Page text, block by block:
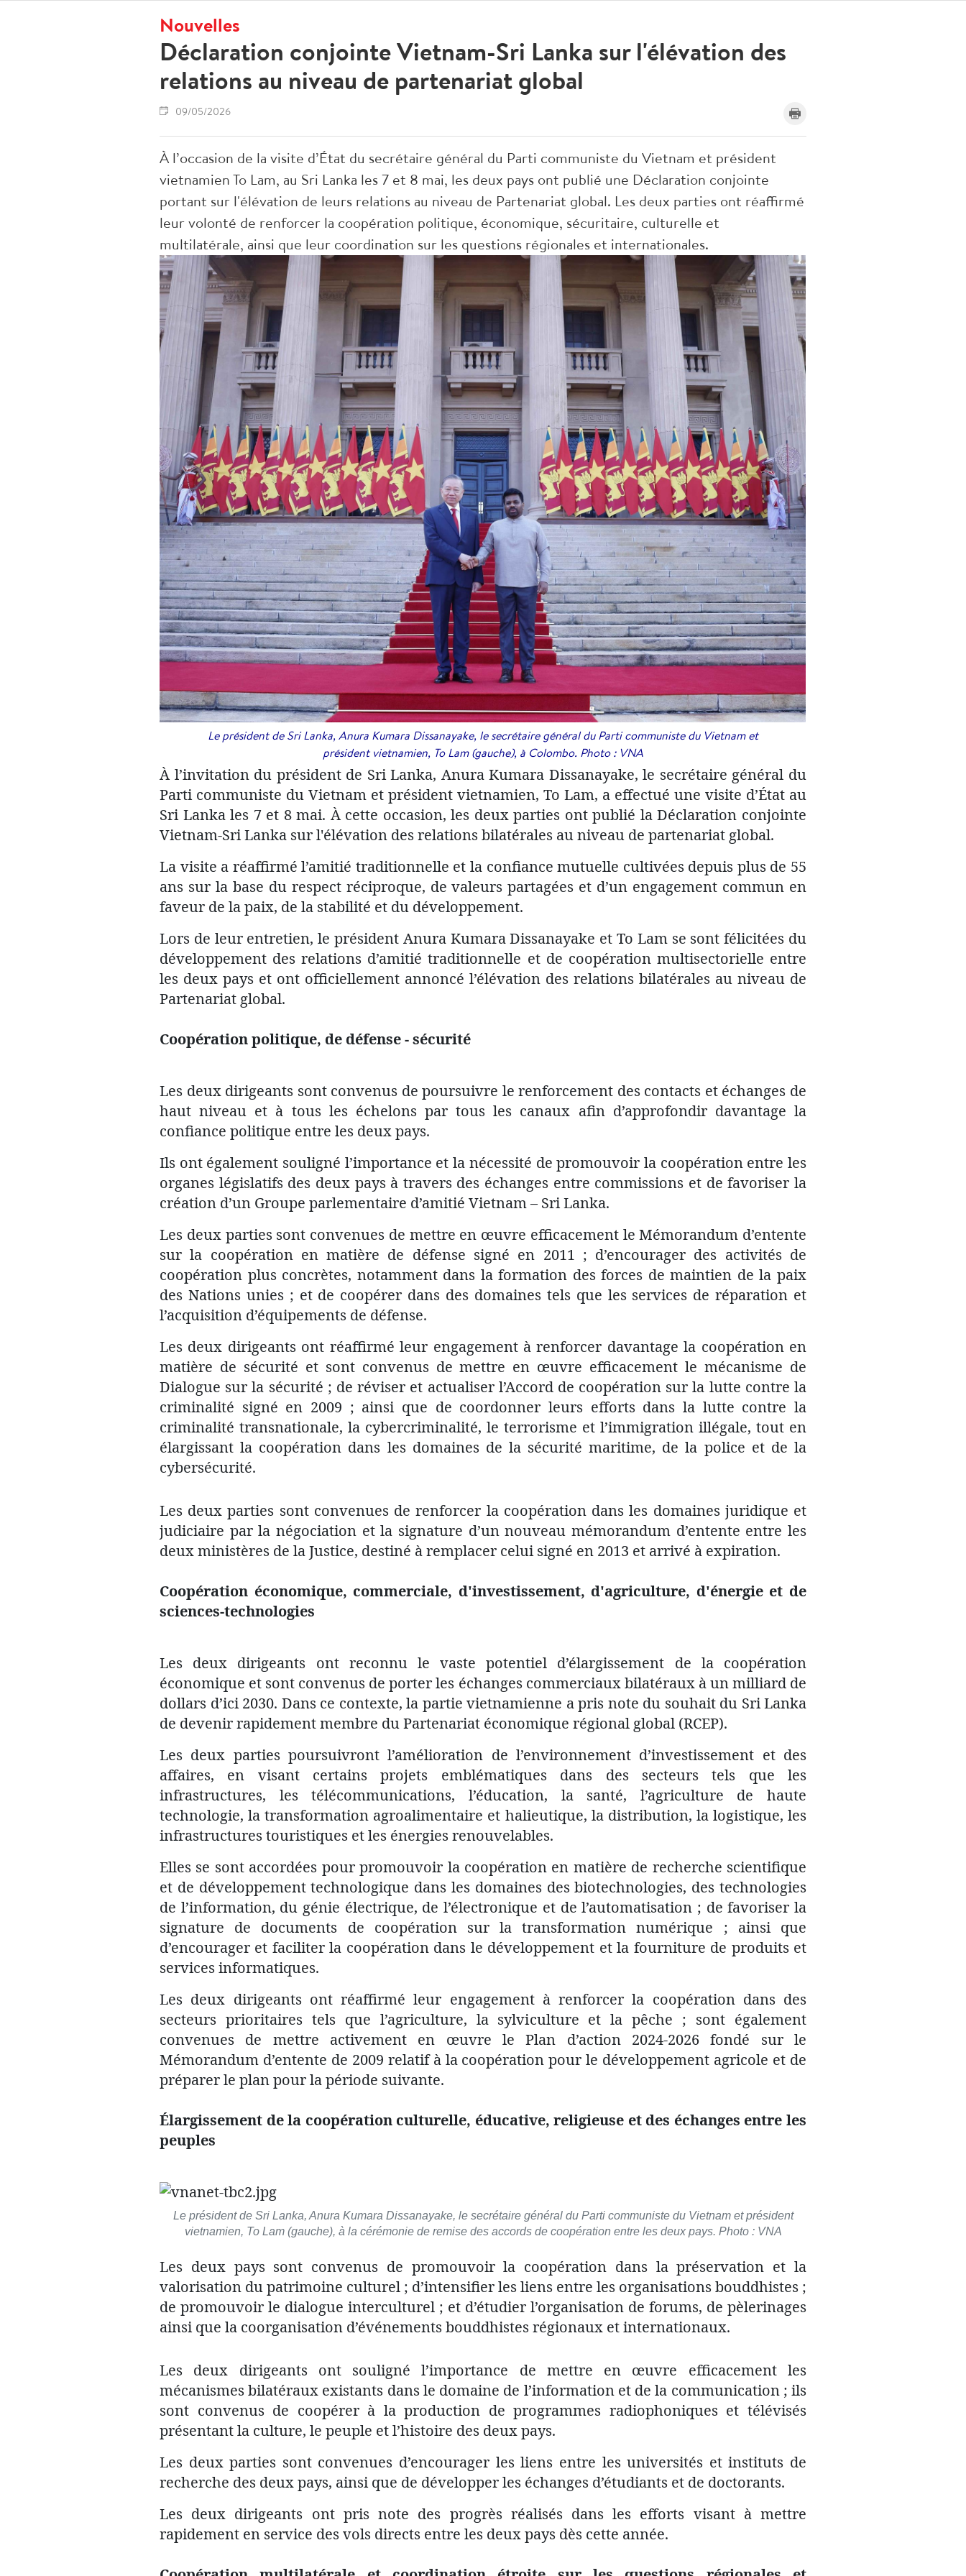
Nouvelles
Déclaration conjointe Vietnam-Sri Lanka sur l'élévation des
relations au niveau de partenariat global
09/05/2026
À l’occasion de la visite d’État du secrétaire général du Parti communiste du Vietnam et président
vietnamien To Lam, au Sri Lanka les 7 et 8 mai, les deux pays ont publié une Déclaration conjointe
portant sur l'élévation de leurs relations au niveau de Partenariat global. Les deux parties ont réaffirmé
leur volonté de renforcer la coopération politique, économique, sécuritaire, culturelle et
multilatérale, ainsi que leur coordination sur les questions régionales et internationales.
Le président de Sri Lanka, Anura Kumara Dissanayake, le secrétaire général du Parti communiste du Vietnam et
président vietnamien, To Lam (gauche), à Colombo. Photo : VNA
À l’invitation du président de Sri Lanka, Anura Kumara Dissanayake, le secrétaire général du
Parti communiste du Vietnam et président vietnamien, To Lam, a effectué une visite d’État au
Sri Lanka les 7 et 8 mai. À cette occasion, les deux parties ont publié la Déclaration conjointe
Vietnam-Sri Lanka sur l'élévation des relations bilatérales au niveau de partenariat global.​
La visite a réaffirmé l’amitié traditionnelle et la confiance mutuelle cultivées depuis plus de 55
ans sur la base du respect réciproque, de valeurs partagées et d’un engagement commun en
faveur de la paix, de la stabilité et du développement.
Lors de leur entretien, le président Anura Kumara Dissanayake et To Lam se sont félicitées du
développement des relations d’amitié traditionnelle et de coopération multisectorielle entre
les deux pays et ont officiellement annoncé l’élévation des relations bilatérales au niveau de
Partenariat global.
Coopération politique, de défense - sécurité
Les deux dirigeants sont convenus de poursuivre le renforcement des contacts et échanges de
haut niveau et à tous les échelons par tous les canaux afin d’approfondir davantage la
confiance politique entre les deux pays.
Ils ont également souligné l’importance et la nécessité de promouvoir la coopération entre les
organes législatifs des deux pays à travers des échanges entre commissions et de favoriser la
création d’un Groupe parlementaire d’amitié Vietnam – Sri Lanka.
Les deux parties sont convenues de mettre en œuvre efficacement le Mémorandum d’entente
sur la coopération en matière de défense signé en 2011 ; d’encourager des activités de
coopération plus concrètes, notamment dans la formation des forces de maintien de la paix
des Nations unies ; et de coopérer dans des domaines tels que les services de réparation et
l’acquisition d’équipements de défense.
Les deux dirigeants ont réaffirmé leur engagement à renforcer davantage la coopération en
matière de sécurité et sont convenus de mettre en œuvre efficacement le mécanisme de
Dialogue sur la sécurité ; de réviser et actualiser l’Accord de coopération sur la lutte contre la
criminalité signé en 2009 ; ainsi que de coordonner leurs efforts dans la lutte contre la
criminalité transnationale, la cybercriminalité, le terrorisme et l’immigration illégale, tout en
élargissant la coopération dans les domaines de la sécurité maritime, de la police et de la
cybersécurité.
Les deux parties sont convenues de renforcer la coopération dans les domaines juridique et
judiciaire par la négociation et la signature d’un nouveau mémorandum d’entente entre les
deux ministères de la Justice, destiné à remplacer celui signé en 2013 et arrivé à expiration.
Coopération économique, commerciale, d'investissement, d'agriculture, d'énergie et de
sciences-technologies
Les deux dirigeants ont reconnu le vaste potentiel d’élargissement de la coopération
économique et sont convenus de porter les échanges commerciaux bilatéraux à un milliard de
dollars d’ici 2030. Dans ce contexte, la partie vietnamienne a pris note du souhait du Sri Lanka
de devenir rapidement membre du Partenariat économique régional global (RCEP).
Les deux parties poursuivront l’amélioration de l’environnement d’investissement et des
affaires, en visant certains projets emblématiques dans des secteurs tels que les
infrastructures, les télécommunications, l’éducation, la santé, l’agriculture de haute
technologie, la transformation agroalimentaire et halieutique, la distribution, la logistique, les
infrastructures touristiques et les énergies renouvelables.
Elles se sont accordées pour promouvoir la coopération en matière de recherche scientifique
et de développement technologique dans les domaines des biotechnologies, des technologies
de l’information, du génie électrique, de l’électronique et de l’automatisation ; de favoriser la
signature de documents de coopération sur la transformation numérique ; ainsi que
d’encourager et faciliter la coopération dans le développement et la fourniture de produits et
services informatiques.
Les deux dirigeants ont réaffirmé leur engagement à renforcer la coopération dans des
secteurs prioritaires tels que l’agriculture, la sylviculture et la pêche ; sont également
convenues de mettre activement en œuvre le Plan d’action 2024-2026 fondé sur le
Mémorandum d’entente de 2009 relatif à la coopération pour le développement agricole et de
préparer le plan pour la période suivante.
Élargissement de la coopération culturelle, éducative, religieuse et des échanges entre les
peuples
Le président de Sri Lanka, Anura Kumara Dissanayake, le secrétaire général du Parti communiste du Vietnam et président
vietnamien, To Lam (gauche), à la cérémonie de remise des accords de coopération entre les deux pays. Photo : VNA
Les deux pays sont convenus de promouvoir la coopération dans la préservation et la
valorisation du patrimoine culturel ; d’intensifier les liens entre les organisations bouddhistes ;
de promouvoir le dialogue interculturel ; et d’étudier l’organisation de forums, de pèlerinages
ainsi que la coorganisation d’événements bouddhistes régionaux et internationaux.
Les deux dirigeants ont souligné l’importance de mettre en œuvre efficacement les
mécanismes bilatéraux existants dans le domaine de l’information et de la communication ; ils
sont convenus de coopérer à la production de programmes radiophoniques et télévisés
présentant la culture, le peuple et l’histoire des deux pays.
Les deux parties sont convenues d’encourager les liens entre les universités et instituts de
recherche des deux pays, ainsi que de développer les échanges d’étudiants et de doctorants.
Les deux dirigeants ont pris note des progrès réalisés dans les efforts visant à mettre
rapidement en service des vols directs entre les deux pays dès cette année.